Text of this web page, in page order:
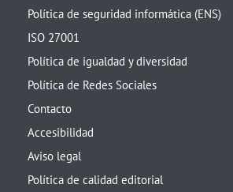
Política de seguridad informática (ENS)
ISO 27001
Política de igualdad y diversidad
Política de Redes Sociales
Contacto
Accesibilidad
Aviso legal
Política de calidad editorial